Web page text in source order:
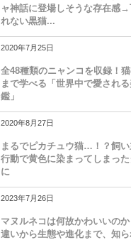
ャ神話に登場しそうな存在感→
れない黒猫...
2020年7月25日
全48種類のニャンコを収録！
まで学べる「世界中で愛され
鑑」
2020年8月27日
まるでピカチュウ猫…！？飼
行動で黄色に染まってしまっ
に
2023年7月26日
マヌルネコは何故かわいいの
違いから生態や進化まで、知